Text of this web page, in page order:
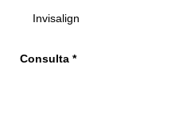
Consulta *